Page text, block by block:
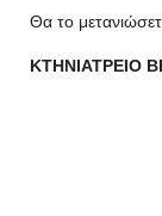
Θα το
ΚΤΗΝΙΑΤΡΕΙΟ